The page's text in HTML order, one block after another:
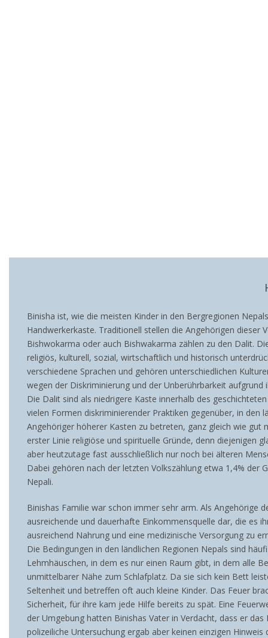
Binisha ist, wie die meisten Kinder in den Bergregionen
Handwerkerkaste. Traditionell stellen die Angehörigen dieser
Bishwokarma oder auch Bishwakarma zählen zu den Dalit.
religiös, kulturell, sozial, wirtschaftlich und historisch
verschiedene Sprachen und gehören unterschiedlichen
wegen der Diskriminierung und der Unberührbarkeit
Die Dalit sind als niedrigere Kaste innerhalb des
vielen Formen diskriminierender Praktiken gegenüber, in
Angehöriger höherer Kasten zu betreten, ganz gleich wie
erster Linie religiöse und spirituelle Gründe, denn diejenigen
aber heutzutage fast ausschließlich nur noch bei älteren
Dabei gehören nach der letzten Volkszählung etwa 1,4% der
Nepali.
Binishas Familie war schon immer sehr arm. Als Angehörige
ausreichende und dauerhafte Einkommensquelle dar, die es
ausreichend Nahrung und eine medizinische Versorgung zu
Die Bedingungen in den ländlichen Regionen Nepals sind
Lehmhäuschen, in dem es nur einen Raum gibt, in dem alle
unmittelbarer Nähe zum Schlafplatz. Da sie sich kein Bett
Seltenheit und betreffen oft auch kleine Kinder. Das Feuer
Sicherheit, für ihre kam jede Hilfe bereits zu spät. Eine
der Umgebung hatten Binishas Vater in Verdacht, dass er
polizeiliche Untersuchung ergab aber keinen einzigen